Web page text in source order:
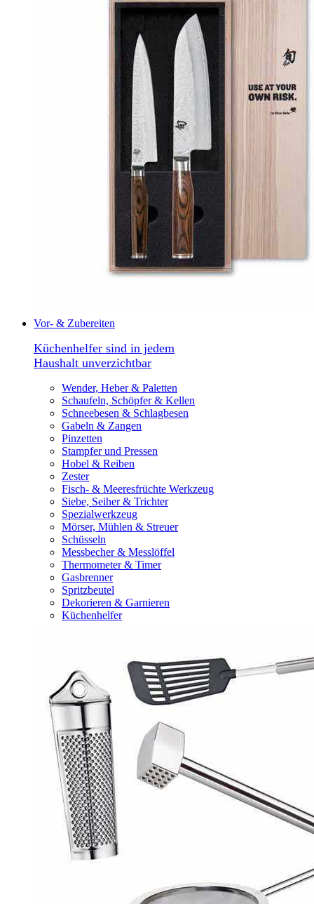
Vor- & Zubereiten
Küchenhelfer sind in jedem
Haushalt unverzichtbar
Wender, Heber & Paletten
Schaufeln, Schöpfer & Kellen
Schneebesen & Schlagbesen
Gabeln & Zangen
Pinzetten
Stampfer und Pressen
Hobel & Reiben
Zester
Fisch- & Meeresfrüchte Werkzeug
Siebe, Seiher & Trichter
Spezialwerkzeug
Mörser, Mühlen & Streuer
Schüsseln
Messbecher & Messlöffel
Thermometer & Timer
Gasbrenner
Spritzbeutel
Dekorieren & Garnieren
Küchenhelfer